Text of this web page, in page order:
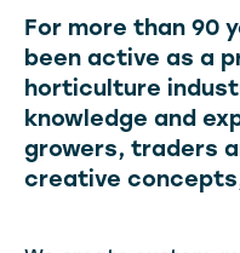
For more than 90
been active as a
horticulture
knowledge and
growers, traders
creative